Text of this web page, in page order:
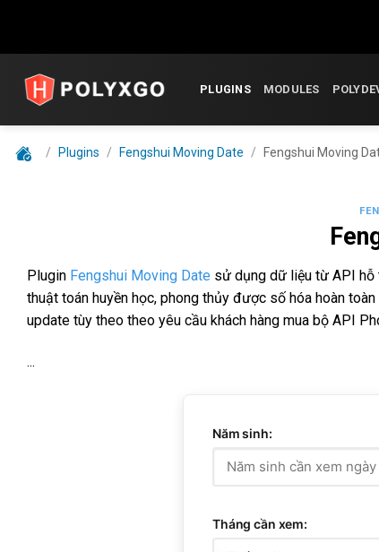
content
PLUGINS MODULES
/ Plugins / Fengshui Moving Date / Fengshui Moving
Plugin Fengshui Moving Date sử dụng dữ liệu từ API hỗ
thuật toán huyền học, phong thủy được số hóa hoàn
update tùy theo theo yêu cầu khách hàng mua bộ API
...
Năm sinh:
Tháng cần xem: